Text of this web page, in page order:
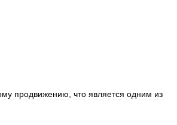
продвижению что является одним из